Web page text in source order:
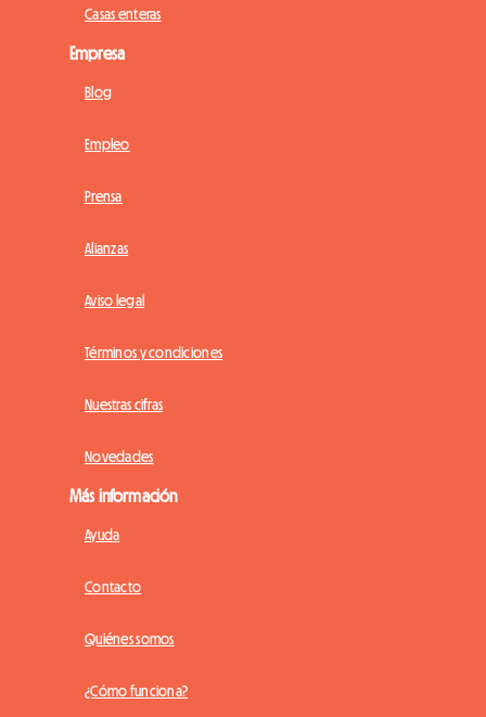
Casas enteras
Empresa
Blog
Empleo
Prensa
Alianzas
Aviso legal
Términos y condiciones
Nuestras cifras
Novedades
Más información
Ayuda
Contacto
Quiénes somos
¿Cómo funciona?